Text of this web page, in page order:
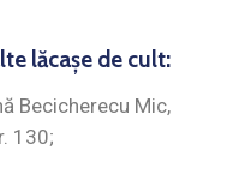
lăcaşe de cult:
Becicherecu Mic,
130;